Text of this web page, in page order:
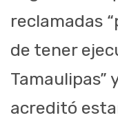
reclamadas
de tener
Tamaulipas”
acreditó